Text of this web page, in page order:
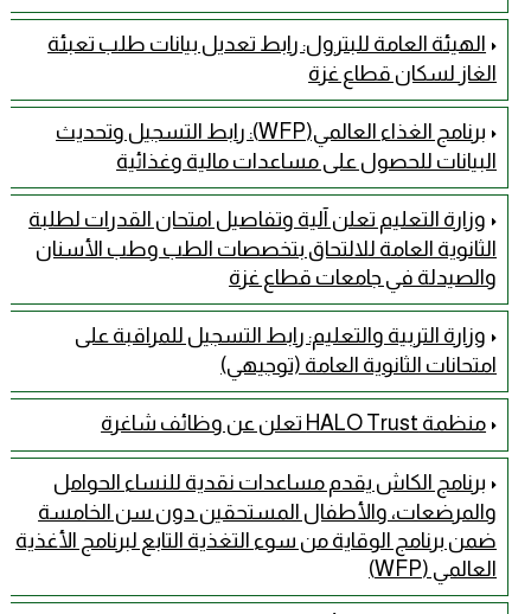
الهيئة العامة للبترول: رابط تعديل بيانات طلب تعبئة
الغاز لسكان قطاع غزة
برنامج الغذاء العالمي(WFP): رابط التسجيل وتحديث
البيانات للحصول على مساعدات مالية وغذائية
وزارة التعليم تعلن آلية وتفاصيل امتحان القدرات لطلبة
الثانوية العامة للالتحاق بتخصصات الطب وطب الأسنان
والصيدلة في جامعات قطاع غزة
وزارة التربية والتعليم: رابط التسجيل للمراقبة على
امتحانات الثانوية العامة (توجيهي)
منظمة HALO Trust تعلن عن وظائف شاغرة
برنامج الكاش يقدم مساعدات نقدية للنساء الحوامل
والمرضعات، والأطفال المستحقين دون سن الخامسة
ضمن برنامج الوقاية من سوء التغذية التابع لبرنامج الأغذية
العالمي (WFP)